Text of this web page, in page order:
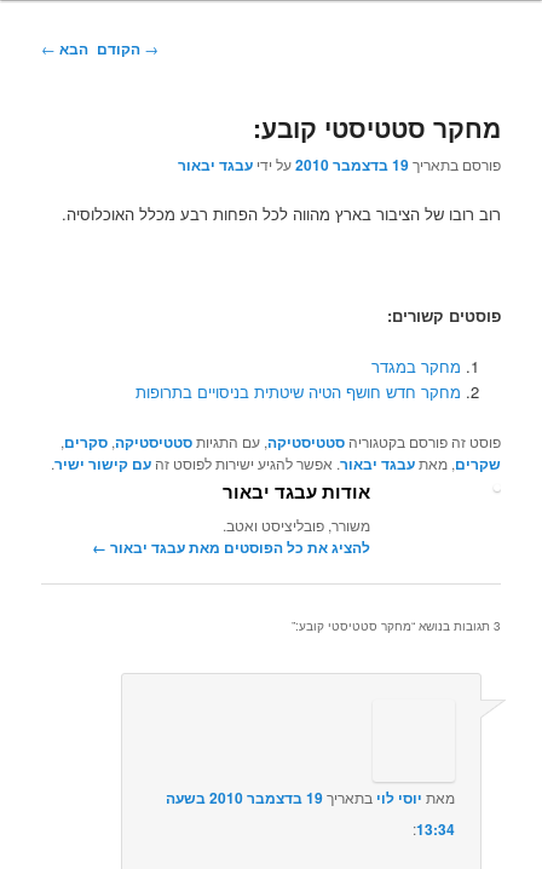
ניווט
→ הקודם הבא ←
מחקר סטטיסטי קובע:
פורסם בתאריך19 בדצמבר 2010 על ידיעבגד יבאור
רוב רובו של הציבור בארץ מהווה לכל הפחות רבע מכלל האוכלוסיה.
פוסטים קשורים:
מחקר במגדר
מחקר חדש חושף הטיה שיטתית בניסויים בתרופות
פוסט זה פורסם בקטגוריהסטטיסטיקה, עם התגיותסטטיסטיקה,סקרים,
שקרים, מאתעבגד יבאור. אפשר להגיע ישירות לפוסט זהעם קישור ישיר.
אודות עבגד יבאור
משורר, פובליציסט ואטב.
להציג את כל הפוסטים מאת עבגד יבאור‏ ←
3 תגובות בנושא “ מחקר סטטיסטי קובע:”
מאת יוסי לוי בתאריך
19 בדצמבר 2010 בשעה
13:34
:‏